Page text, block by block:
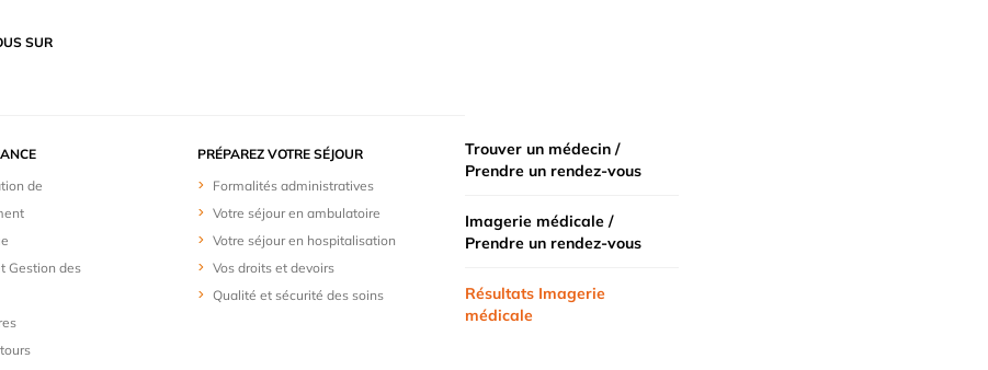
SUR
de
Gestion des
PRÉPAREZ VOTRE SÉJOUR
Formalités administratives
Votre séjour en ambulatoire
Votre séjour en hospitalisation
Vos droits et devoirs
Qualité et sécurité des soins
Trouver un médecin /
Prendre un rendez-vous
Imagerie médicale /
Prendre un rendez-vous
Résultats Imagerie
médicale